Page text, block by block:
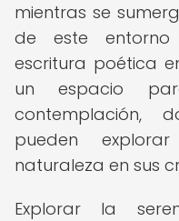
mientras se
de este
escritura poética
un espacio
contemplación,
pueden
naturaleza en sus
Explorar la